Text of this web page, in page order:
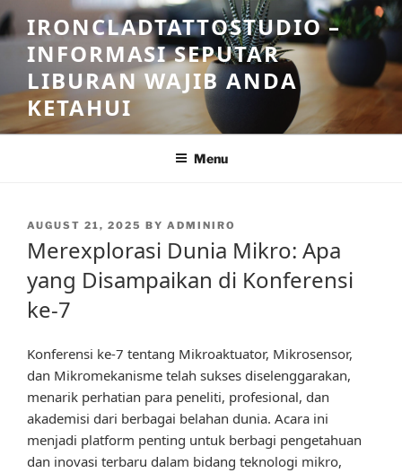
Skip
to
content
IRONCLADTATTOSTUDIO –
INFORMASI SEPUTAR
LIBURAN WAJIB ANDA
KETAHUI
Menu
POSTED
AUGUST 21, 2025 BY ADMINIRO
Merexplorasi Dunia Mikro: Apa
yang Disampaikan di Konferensi
ke-7
Konferensi ke-7 tentang Mikroaktuator, Mikrosensor,
dan Mikromekanisme telah sukses diselenggarakan,
menarik perhatian para peneliti, profesional, dan
akademisi dari berbagai belahan dunia. Acara ini
menjadi platform penting untuk berbagi pengetahuan
dan inovasi terbaru dalam bidang teknologi mikro,